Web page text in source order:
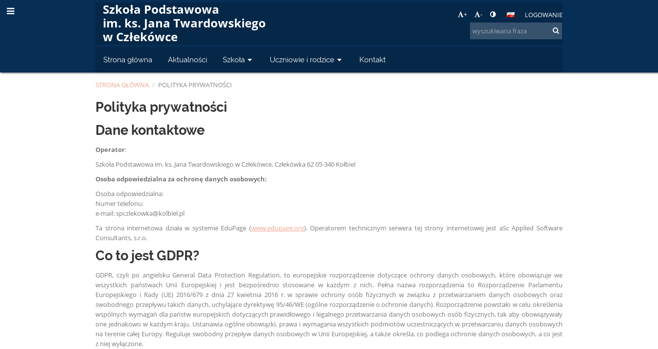
Szkoła Podstawowa
im. ks. Jana Twardowskiego
w Człekówce
+ - LOGOWANIE
Strona główna Aktualności Szkoła Uczniowie i rodzice Kontakt
STRONA GŁÓWNA / POLITYKA PRYWATNOŚCI
Polityka
prywatności
Polityka prywatności
Dane kontaktowe
Operator:
Szkoła Podstawowa im. ks. Jana Twardowskiego w Człekówce, Człekówka 62 05-340 Kołbiel
Osoba odpowiedzialna za ochronę danych osobowych:
Osoba odpowiedzialna:
Numer telefonu:
e-mail: spczlekowka@kolbiel.pl
Ta strona internetowa działa w systemie EduPage (www.edupage.org). Operatorem technicznym serwera tej strony internetowej jest aSc Applied Software
Consultants, s.r.o.
Co to jest GDPR?
GDPR, czyli po angielsku General Data Protection Regulation, to europejskie rozporządzenie dotyczące ochrony danych osobowych, które obowiązuje we
wszystkich państwach Unii Europejskiej i jest bezpośrednio stosowane w każdym z nich. Pełna nazwa rozporządzenia to Rozporządzenie Parlamentu
Europejskiego i Rady (UE) 2016/679 z dnia 27 kwietnia 2016 r. w sprawie ochrony osób fizycznych w związku z przetwarzaniem danych osobowych oraz
swobodnego przepływu takich danych, uchylające dyrektywę 95/46/WE (ogólne rozporządzenie o ochronie danych). Rozporządzenie powstało w celu określenia
wspólnych wymagań dla państw europejskich dotyczących prawidłowego i legalnego przetwarzania danych osobowych osób fizycznych, tak aby obowiązywały
one jednakowo w każdym kraju. Ustanawia ogólne obowiązki, prawa i wymagania wszystkich podmiotów uczestniczących w przetwarzaniu danych osobowych
na terenie całej Europy. Reguluje swobodny przepływ danych osobowych w Unii Europejskiej, a także określa, co podlega ochronie danych osobowych, a co jest
z niej wyłączone.